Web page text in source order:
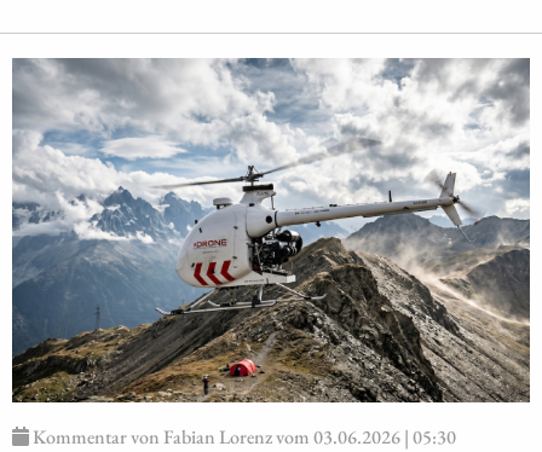
Kommentar von Fabian Lorenz vom 03.06.2026 | 05:30